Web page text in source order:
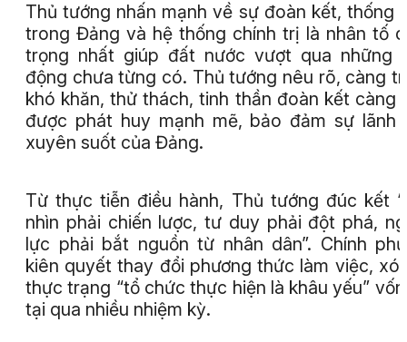
Thủ tướng nhấn mạnh về sự đoàn kết, thống
trong Đảng và hệ thống chính trị là nhân tố
trọng nhất giúp đất nước vượt qua những
động chưa từng có. Thủ tướng nêu rõ, càng
khó khăn, thử thách, tinh thần đoàn kết càng
được phát huy mạnh mẽ, bảo đảm sự lãnh
xuyên suốt của Đảng.
Từ thực tiễn điều hành, Thủ tướng đúc kết
nhìn phải chiến lược, tư duy phải đột phá,
lực phải bắt nguồn từ nhân dân”. Chính
kiên quyết thay đổi phương thức làm việc,
thực trạng “tổ chức thực hiện là khâu yếu”
tại qua nhiều nhiệm kỳ.